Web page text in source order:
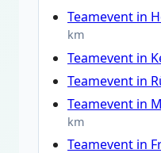
Teamevent in
km
Teamevent in
Teamevent in
Teamevent in
km
Teamevent in